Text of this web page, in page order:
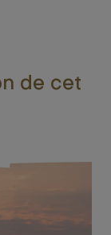
de cet